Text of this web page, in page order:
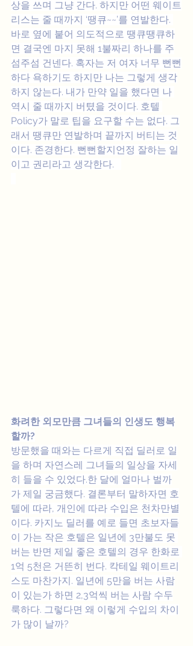
상을 쓰며 그냥 간다. 하지만 어떤 웨이트
리스는 줄 때까지 ‘땡큐~~’를 연발한다.
바로 옆에 붙어 의도적으로 땡큐땡큐하
면 결국엔 마지 못해 1불짜리 하나를 주
섬주섬 건넨다. 혹자는 저 여자 너무 뻔뻔
하다 욕하기도 하지만 나는 그렇게 생각
하지 않는다. 내가 만약 일을 했다면 나
역시 줄 때까지 버텼을 것이다. 호텔
Policy가 말로 팁을 요구할 수는 없다. 그
래서 땡큐만 연발하며 끝까지 버티는 것
이다. 존경한다. 뻔뻔할지언정 잘하는 일
이고 권리라고 생각한다.
화려한 외모만큼 그녀들의 인생도 행복
할까?
방문했을 때와는 다르게 직접 딜러로 일
을 하며 자연스레 그녀들의 일상을 자세
히 들을 수 있었다.한 달에 얼마나 벌까
가 제일 궁금했다. 결론부터 말하자면 호
텔에 따라, 개인에 따라 수입은 천차만별
이다. 카지노 딜러를 예로 들면 초보자들
이 가는 작은 호텔은 일년에 3만불도 못
버는 반면 제일 좋은 호텔의 경우 한화로
1억 5천은 거뜬히 번다. 칵테일 웨이트리
스도 마찬가지. 일년에 5만을 버는 사람
이 있는가 하면 2,3억씩 버는 사람 수두
룩하다. 그렇다면 왜 이렇게 수입의 차이
가 많이 날까?